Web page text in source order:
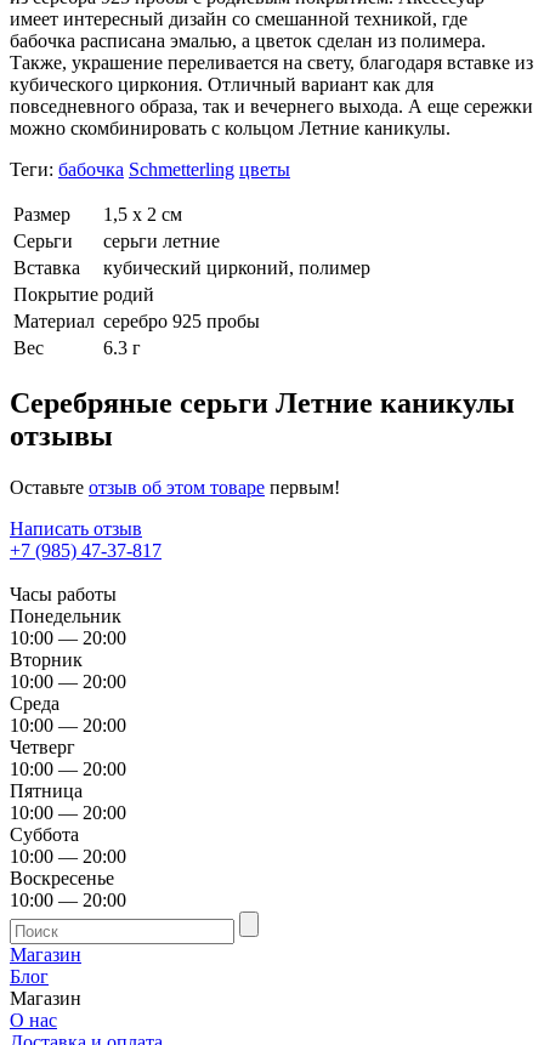
имеет интересный дизайн со смешанной техникой, где
бабочка расписана эмалью, а цветок сделан из полимера.
Также, украшение переливается на свету, благодаря вставке из
кубического циркония. Отличный вариант как для
повседневного образа, так и вечернего выхода. А еще сережки
можно скомбинировать с кольцом Летние каникулы.
Теги: бабочка Schmetterling цветы
Размер
1,5 х 2 см
Серьги
серьги летние
Вставка
кубический цирконий, полимер
Покрытие родий
Материал серебро 925 пробы
Вес
6.3 г
Серебряные серьги Летние каникулы
отзывы
Оставьте отзыв об этом товаре первым!
Написать отзыв
+7 (985) 47-37-817
Часы работы
Понедельник
10:00 — 20:00
Вторник
10:00 — 20:00
Среда
10:00 — 20:00
Четверг
10:00 — 20:00
Пятница
10:00 — 20:00
Суббота
10:00 — 20:00
Воскресенье
10:00 — 20:00
Магазин
Блог
Магазин
О нас